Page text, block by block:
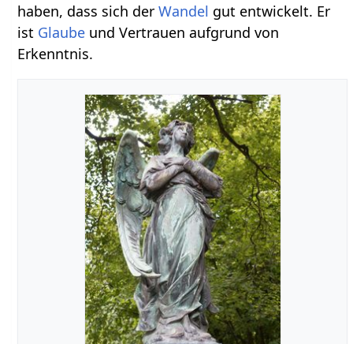
haben, dass sich derWandel gut entwickelt. Er
ist Glaube und Vertrauen aufgrund von
Erkenntnis.